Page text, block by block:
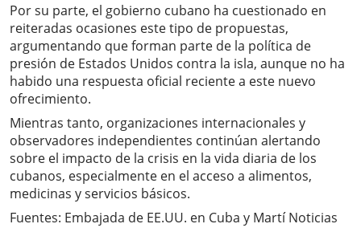
Por su parte, el gobierno cubano ha cuestionado en
reiteradas ocasiones este tipo de propuestas,
argumentando que forman parte de la política de
presión de Estados Unidos contra la isla, aunque no ha
habido una respuesta oficial reciente a este nuevo
ofrecimiento.
Mientras tanto, organizaciones internacionales y
observadores independientes continúan alertando
sobre el impacto de la crisis en la vida diaria de los
cubanos, especialmente en el acceso a alimentos,
medicinas y servicios básicos.
Fuentes: Embajada de EE.UU. en Cuba y Martí Noticias